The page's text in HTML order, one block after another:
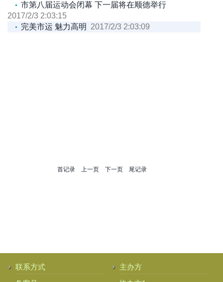
市第八届运动会闭幕 下一届将在顺德举行
2017/2/3 2:03:15
完美市运 魅力高明
2017/2/3 2:03:09
首记录 上一页 下一页 尾记录
联系方式 主办方